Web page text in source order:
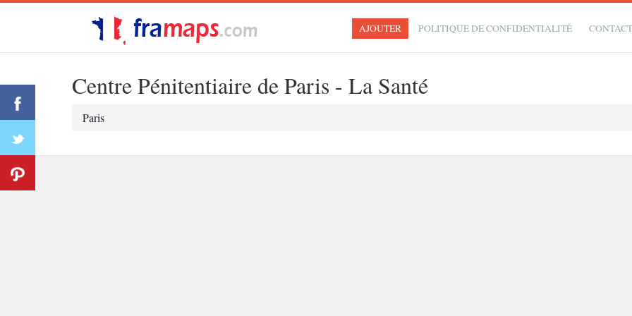
AJOUTER POLITIQUE DE CONFIDENTIALITÉ
Centre Pénitentiaire de Paris - La Santé
Paris